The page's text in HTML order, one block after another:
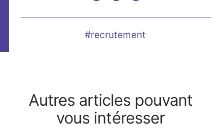
#recrutement
Autres articles pouvant
vous intéresser